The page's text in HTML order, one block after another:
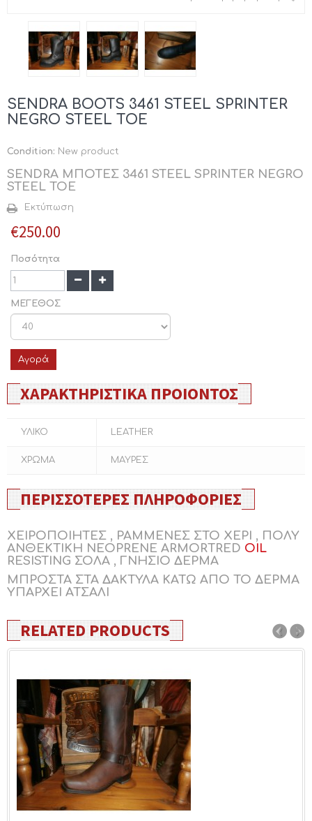
SENDRA BOOTS 3461 STEEL SPRINTER
NEGRO STEEL TOE
Condition: New product
SENDRA ΜΠΟΤΕΣ 3461 STEEL SPRINTER NEGRO
STEEL TOE
Εκτύπωση
€250.00
Ποσότητα
ΜΕΓΕΘΟΣ
Αγορά
ΧΑΡΑΚΤΗΡΙΣΤΙΚΆ ΠΡΟΙΌΝΤΟΣ
ΥΛΙΚΟ LEATHER
ΧΡΩΜΑ ΜΑΥΡΕΣ
ΠΕΡΙΣΣΌΤΕΡΕΣ ΠΛΗΡΟΦΟΡΊΕΣ
ΧΕΙΡΟΠΟΙΗΤΕΣ , ΡΑΜΜΕΝΕΣ ΣΤΟ ΧΕΡΙ , ΠΟΛΥ
ΑΝΘΕΚΤΙΚΗ NEOPRENE ARMORTRED OIL
RESISTING ΣΟΛΑ , ΓΝΗΣΙΟ ΔΕΡΜΑ
ΜΠΡΟΣΤΑ ΣΤΑ ΔΑΚΤΥΛΑ ΚΑΤΩ ΑΠΟ ΤΟ ΔΕΡΜΑ
ΥΠΑΡΧΕΙ ΑΤΣΑΛΙ
RELATED PRODUCTS ‹ ›